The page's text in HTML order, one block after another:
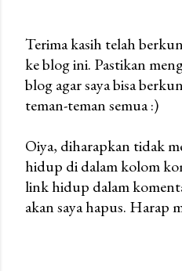
P
o
s
a
C
o
m
Terima kasih telah
ke blog ini. Pastikan
blog agar saya bisa
teman-teman semua :)
Oiya, diharapkan tidak
hidup di dalam kolom
link hidup dalam
akan saya hapus. Harap